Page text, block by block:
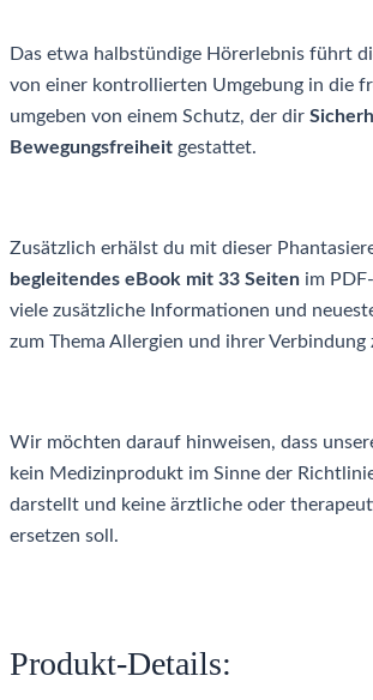
Das etwa halbstündige Hörerlebnis führt
von einer kontrollierten Umgebung in die
umgeben von einem Schutz, der dir
Bewegungsfreiheit gestattet.
Zusätzlich erhälst du mit dieser
begleitendes eBook mit 33 Seiten im
viele zusätzliche Informationen und
zum Thema Allergien und ihrer Verbindung
Wir möchten darauf hinweisen, dass
kein Medizinprodukt im Sinne der
darstellt und keine ärztliche oder
ersetzen soll.
Produkt-Details: